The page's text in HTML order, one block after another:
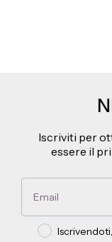
Iscriviti per
essere il
Email
Privacy policy